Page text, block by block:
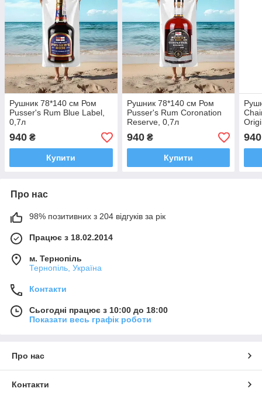
Рушник 78*140 см Ром
Pusser's Rum Blue Label,
0,7л
940 ₴
Купити
Рушник 78*140 см Ром
Pusser's Rum Coronation
Reserve, 0,7л
940₴
Купити
940
Про нас
98% позитивних з 204 відгуків за рік
Працює з 18.02.2014
м. Тернопіль
Тернопіль, Україна
Контакти
Сьогодні працює з 10:00 до 18:00
Показати весь графік роботи
Про нас
Контакти